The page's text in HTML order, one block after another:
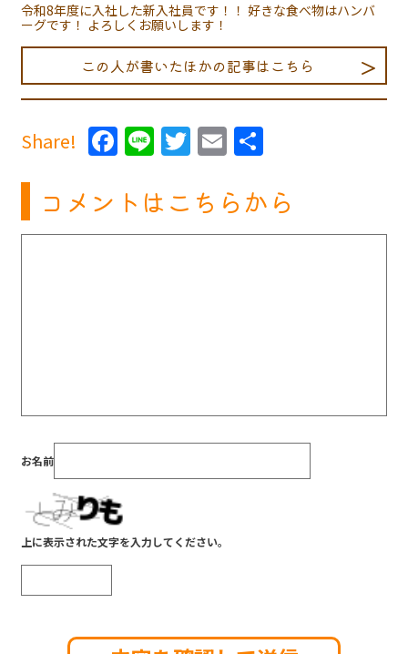
令和8年度に入社した新入社員です！！ 好きな食べ物はハンバ
ーグです！ よろしくお願いします！
この人が書いたほかの記事はこちら
Share! Facebook
LineTwitter
Email
コメントはこちらから
お名前
上に表示された文字を入力してください。